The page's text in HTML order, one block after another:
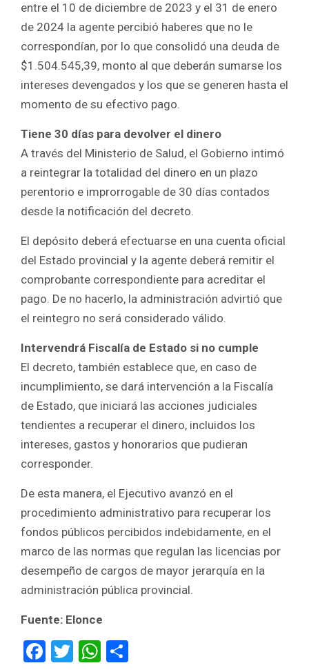
entre el 10 de diciembre de 2023 y el 31 de enero
de 2024 la agente percibió haberes que no le
correspondían, por lo que consolidó una deuda de
$1.504.545,39, monto al que deberán sumarse los
intereses devengados y los que se generen hasta el
momento de su efectivo pago.
Tiene 30 días para devolver el dinero
A través del Ministerio de Salud, el Gobierno intimó
a reintegrar la totalidad del dinero en un plazo
perentorio e improrrogable de 30 días contados
desde la notificación del decreto.
El depósito deberá efectuarse en una cuenta oficial
del Estado provincial y la agente deberá remitir el
comprobante correspondiente para acreditar el
pago. De no hacerlo, la administración advirtió que
el reintegro no será considerado válido.
Intervendrá Fiscalía de Estado si no cumple
El decreto, también establece que, en caso de
incumplimiento, se dará intervención a la Fiscalía
de Estado, que iniciará las acciones judiciales
tendientes a recuperar el dinero, incluidos los
intereses, gastos y honorarios que pudieran
corresponder.
De esta manera, el Ejecutivo avanzó en el
procedimiento administrativo para recuperar los
fondos públicos percibidos indebidamente, en el
marco de las normas que regulan las licencias por
desempeño de cargos de mayor jerarquía en la
administración pública provincial.
Fuente: Elonce
F
T
W